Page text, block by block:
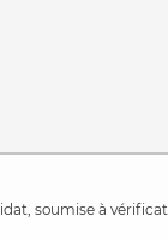
soumise à